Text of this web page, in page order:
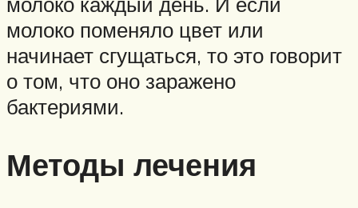
молоко поменяло цвет или
начинает сгущаться, то это говорит
о том, что оно заражено
бактериями.
Методы лечения